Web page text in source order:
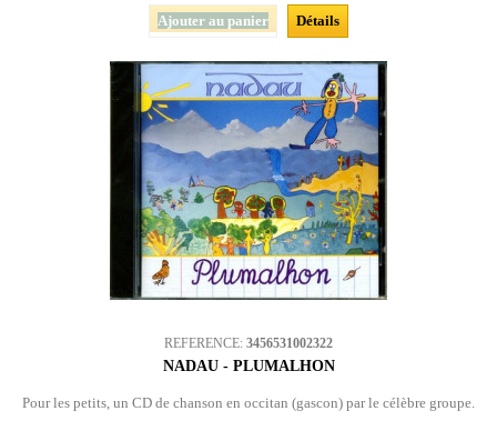
Ajouter au panier Détails
REFERENCE: 3456531002322
NADAU - PLUMALHON
Pour les petits, un CD de chanson en occitan (gascon) par le célèbre groupe.